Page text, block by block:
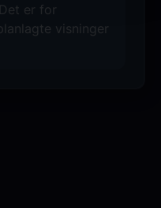
er for
visninger